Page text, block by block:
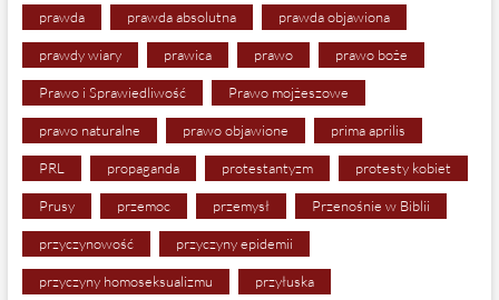
prawda prawda absolutna prawda objawiona
prawdy wiary prawica prawo prawo boże
Prawo i Sprawiedliwość Prawo mojżeszowe
prawo naturalne prawo objawione prima aprilis
PRL propaganda protestantyzm protesty kobiet
Prusy przemoc przemysł Przenośnie w Biblii
przyczynowość przyczyny epidemii
przyczyny homoseksualizmu przyłuska